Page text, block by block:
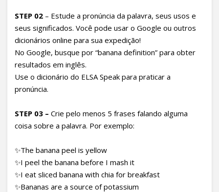
STEP 02 – Estude a pronúncia da palavra, seus usos e
seus significados. Você pode usar o Google ou outros
dicionários online para sua expedição!
No Google, busque por “banana definition” para obter
resultados em inglês.
Use o dicionário do ELSA Speak para praticar a
pronúncia.
STEP 03 – Crie pelo menos 5 frases falando alguma
coisa sobre a palavra. Por exemplo:
✨The banana peel is yellow
✨I peel the banana before I mash it
✨I eat sliced banana with chia for breakfast
✨Bananas are a source of potassium